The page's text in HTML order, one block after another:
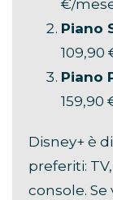
€/
Piano
109,90
Piano
159,90
Disney+ è
preferiti:
console.